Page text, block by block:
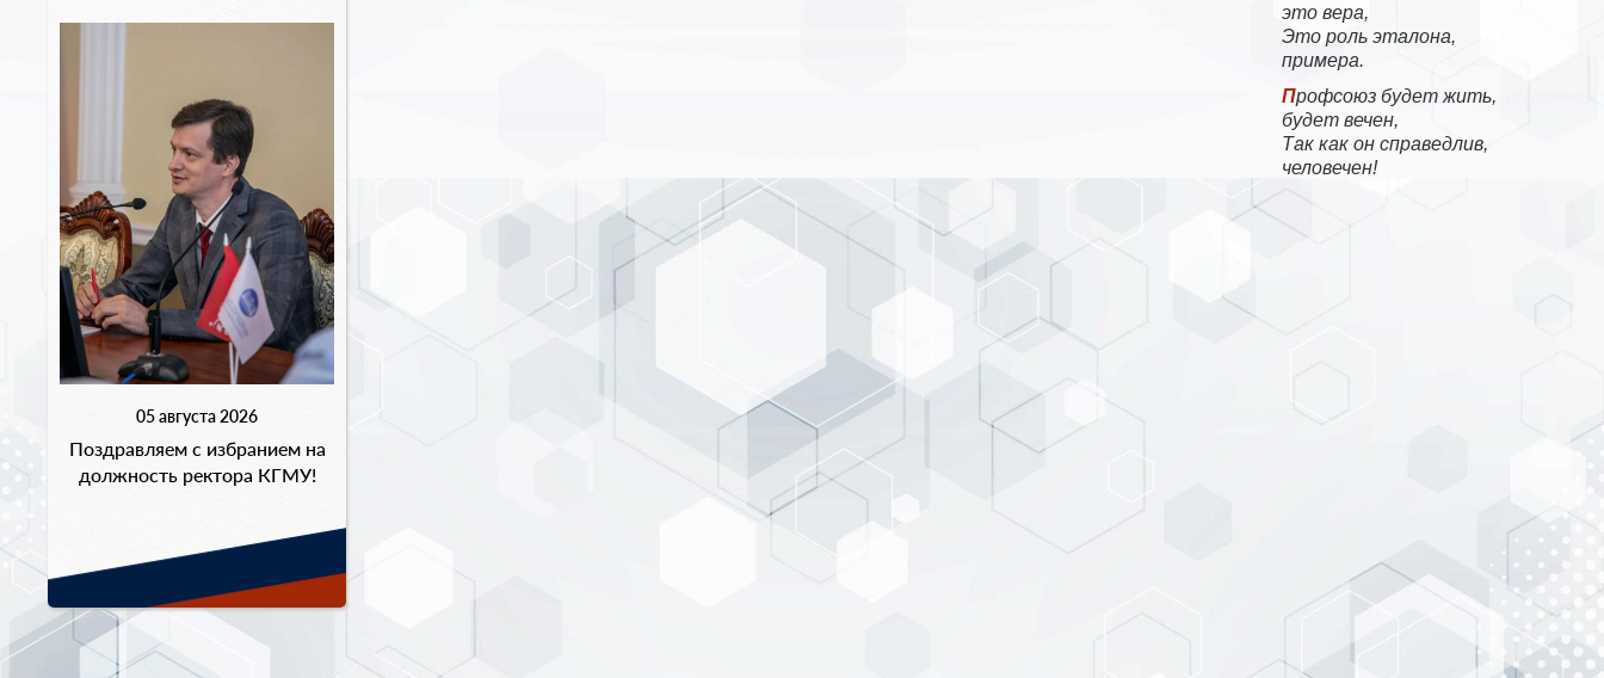
05 августа 2026
Поздравляем с избранием на
должность ректора КГМУ!
это вера,
Это роль эталона,
примера.
Профсоюз будет жить,
будет вечен,
Так как он справедлив,
человечен!